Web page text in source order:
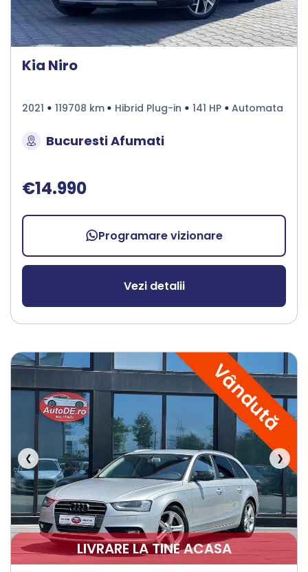
Kia Niro
2021 119708 km Hibrid Plug-in 141 HP Automata
Bucuresti Afumati
€14.990
Programare vizionare
Vezi detalii
Vândută
❮ ❯
LIVRARE LA TINE ACASA